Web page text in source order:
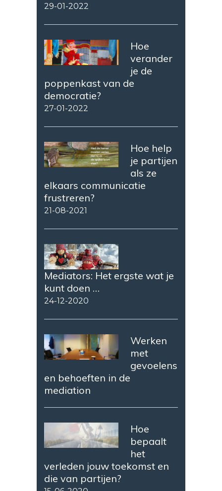
29-01-2022
Hoe
verander
je de
poppenkast van de
democratie?
27-01-2022
Hoe help
je partijen
als ze
elkaars communicatie
frustreren?
21-08-2021
Mediators: Het ergste wat je
kunt doen …
24-12-2020
Werken
met
gevoelens
en behoeften in de
mediation
Hoe
bepaalt
het
verleden jouw toekomst en
die van partijen?